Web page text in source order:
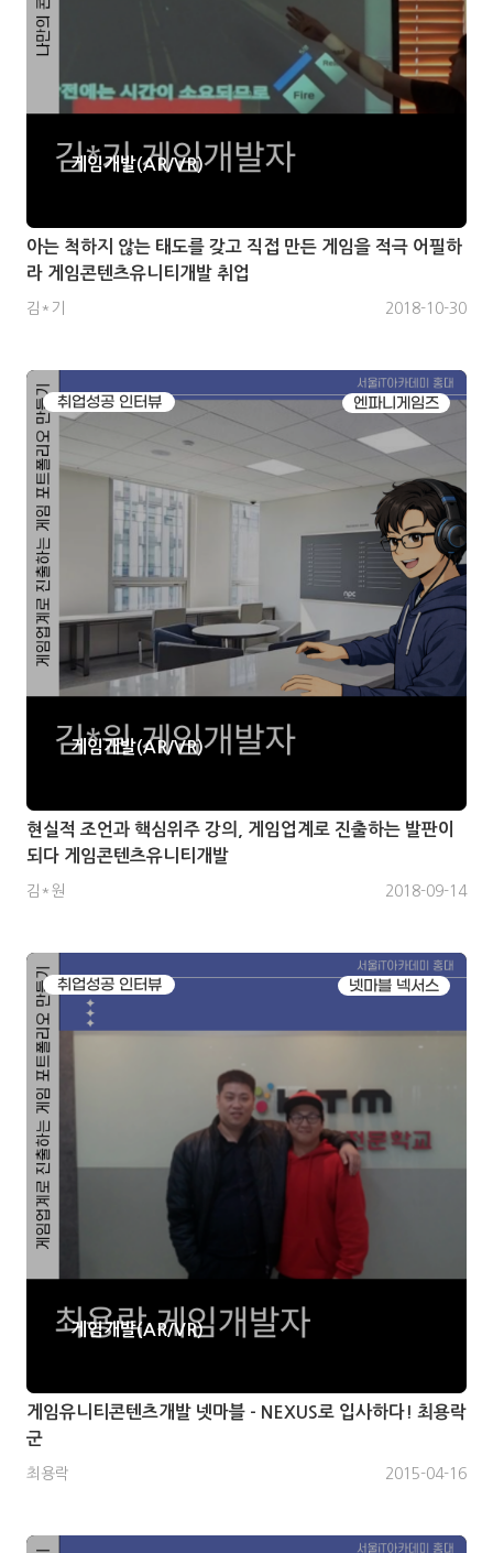
게임개발(AR/VR)
아는 척하지 않는 태도를 갖고 직접 만든 게임을 적극 어필하
라 게임콘텐츠유니티개발 취업
김*기 2018-10-30
취업성공 인터뷰 엔파니게임즈
게임개발(AR/VR)
현실적 조언과 핵심위주 강의, 게임업계로 진출하는 발판이
되다 게임콘텐츠유니티개발
김*원 2018-09-14
취업성공 인터뷰 넷마블 넥서스
게임개발(AR/VR)
게임유니티콘텐츠개발 넷마블 - NEXUS로 입사하다! 최용락
군
최용락 2015-04-16